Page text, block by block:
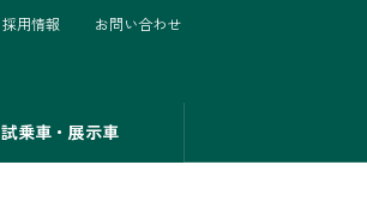
試乗車・展示車
採用情報 お問い合わせ